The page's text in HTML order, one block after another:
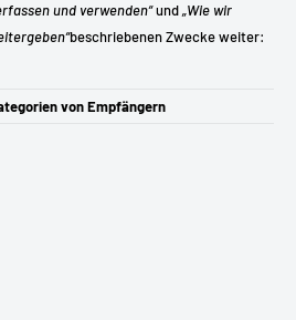
und verwenden“und„Wie wir
beschriebenen Zwecke weiter:
von Empfängern